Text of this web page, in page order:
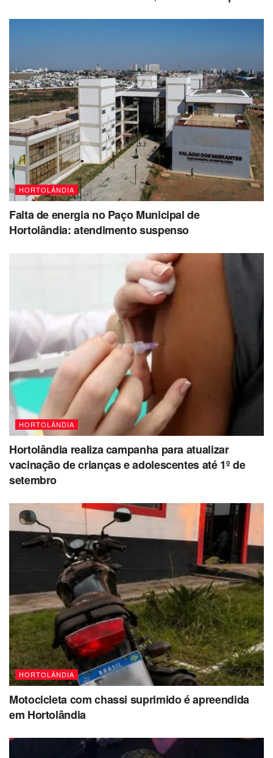
HORTOLÂNDIA
Falta de energia no Paço Municipal de
Hortolândia: atendimento suspenso
HORTOLÂNDIA
Hortolândia realiza campanha para atualizar
vacinação de crianças e adolescentes até 1º de
setembro
HORTOLÂNDIA
Motocicleta com chassi suprimido é apreendida
em Hortolândia